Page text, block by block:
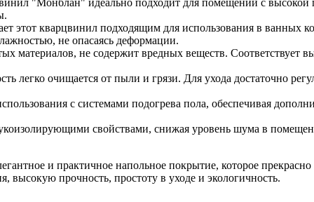
"Монблан" идеально подходит для помещений с высокой
этот кварцвинил подходящим для использования в ванных
не опасаясь деформации.
материалов, не содержит вредных веществ. Соответствует
легко очищается от пыли и грязи. Для ухода достаточно
с системами подогрева пола, обеспечивая
свойствами, снижая уровень шума в
и практичное напольное покрытие, которое
высокую прочность, простоту в уходе и экологичность.